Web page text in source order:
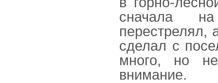
сначала
перестрелял,
сделал с
много, но
внимание.